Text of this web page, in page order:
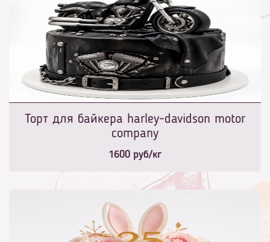
Торт для байкера harley-davidson motor
company
1600 руб/кг